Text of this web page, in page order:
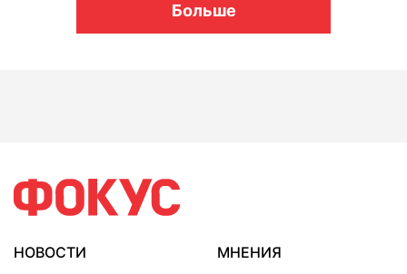
Больше
НОВОСТИ
МНЕНИЯ